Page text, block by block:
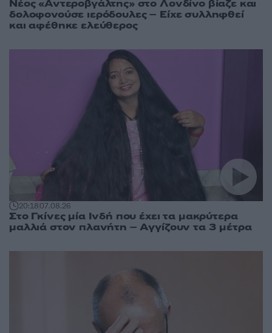
Νέος «Αντεροβγάλτης» στο Λονδίνο βίαζε και
δολοφονούσε ιερόδουλες – Είχε συλληφθεί
και αφέθηκε ελεύθερος
20:1807.08.26
Στο Γκίνες μία Ινδή που έχει τα μακρύτερα
μαλλιά στον πλανήτη – Αγγίζουν τα 3 μέτρα